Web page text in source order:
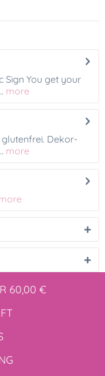
Sign You get your
more
Dekor-
more
60,00 €